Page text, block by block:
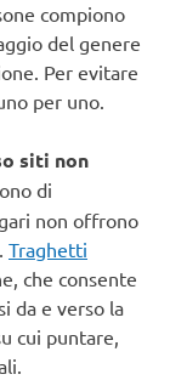
compiono
del genere
Per evitare
per uno.
siti non
di
non offrono
Traghetti
che consente
da e verso la
cui puntare,